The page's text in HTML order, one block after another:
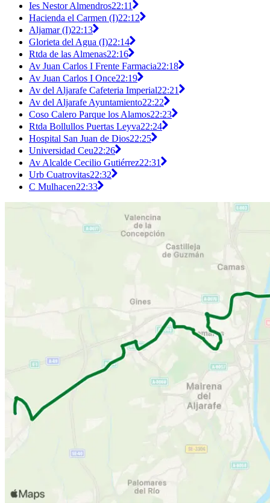
Ies Nestor Almendros22:11
Hacienda el Carmen (I)22:12
Aljamar (I)22:13
Glorieta del Agua (I)22:14
Rtda de las Almenas22:16
Av Juan Carlos I Frente Farmacia22:18
Av Juan Carlos I Once22:19
Av del Aljarafe Cafeteria Imperial22:21
Av del Aljarafe Ayuntamiento22:22
Coso Calero Parque los Alamos22:23
Rtda Bollullos Puertas Leyva22:24
Hospital San Juan de Dios22:25
Universidad Ceu22:26
Av Alcalde Cecilio Gutiérrez22:31
Urb Cuatrovitas22:32
C Mulhacen22:33